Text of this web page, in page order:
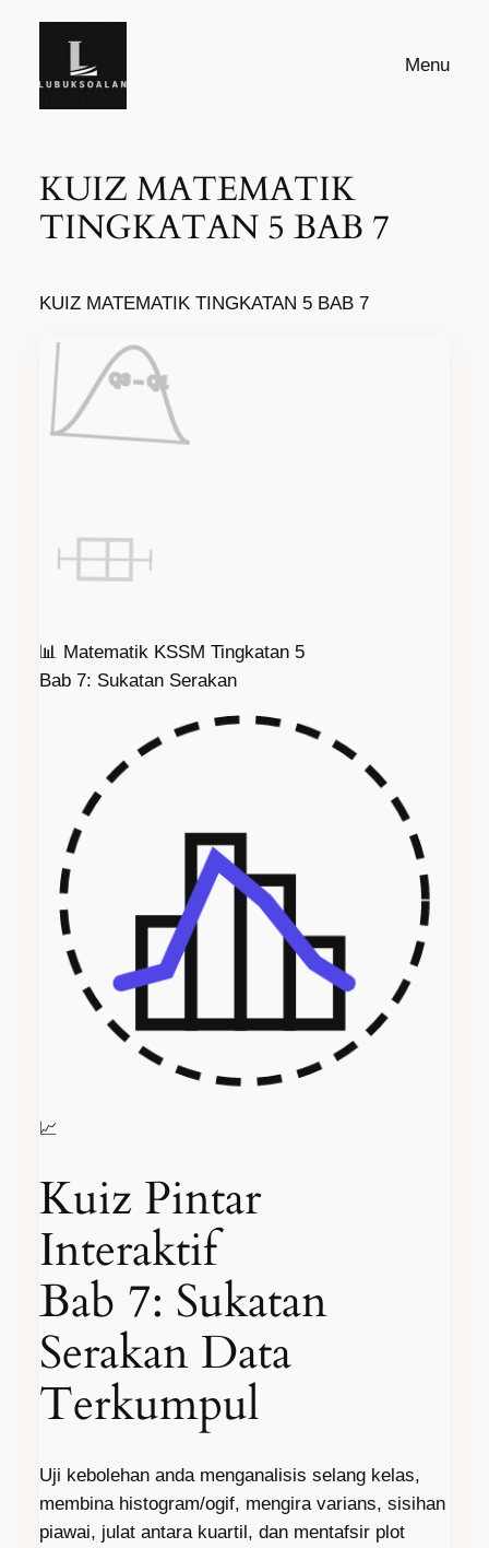
Menu
KUIZ MATEMATIK
TINGKATAN 5 BAB 7
KUIZ MATEMATIK TINGKATAN 5 BAB 7
Q3 – Q1
📊 Matematik KSSM Tingkatan 5
Bab 7: Sukatan Serakan
📈
Kuiz Pintar
Interaktif
Bab 7: Sukatan
Serakan Data
Terkumpul
Uji kebolehan anda menganalisis selang kelas,
membina histogram/ogif, mengira varians, sisihan
piawai, julat antara kuartil, dan mentafsir plot